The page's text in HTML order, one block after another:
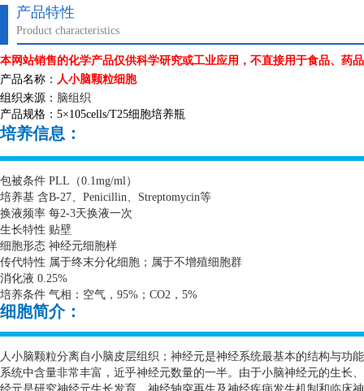
产品特性
Product characteristics
本网站销售的化学产品仅供科学研究或工业应用，不直接用于食品、药
产品名称： 人小脑颗粒细胞
组织来源： 脑组织
产品规格： 5×105cells/T25细胞培养瓶
培养信息：
包被条件 PLL （0.1mg/ml）
培养基 含B-27、 Penicillin、 Streptomycin等
换液频率 每2-3天换液一次
生长特性 贴壁
细胞形态 神经元细胞样
传代特性 属于终末分化细胞；属于不增殖细胞群
消化液 0.25%
培养条件 气相：空气， 95% ； CO2 ， 5%
细胞简介：
人小脑颗粒分离自小脑皮层组织；神经元是神经系统最基本的结构与功
系统中含量非常丰富，近乎神经元数量的一半。由于小脑神经元的生长